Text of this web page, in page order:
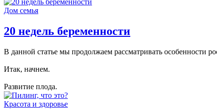
Дом семья
20 недель беременности
В данной статье мы продолжаем рассматривать особенности
Итак, начнем.
Развитие плода.
Красота и здоровье